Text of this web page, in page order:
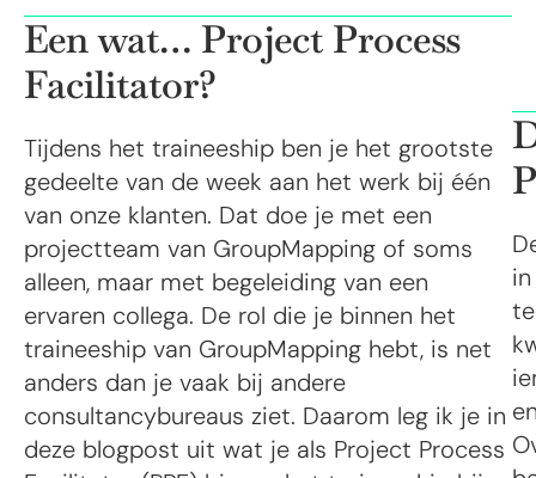
Een wat… Project Process
Facilitator?
Tijdens het traineeship ben je het grootste
gedeelte van de week aan het werk bij één
van onze klanten. Dat doe je met een
projectteam van GroupMapping of soms
alleen, maar met begeleiding van een
ervaren collega. De rol die je binnen het
traineeship van GroupMapping hebt, is net
anders dan je vaak bij andere
consultancybureaus ziet. Daarom leg ik je in
deze blogpost uit wat je als Project Process